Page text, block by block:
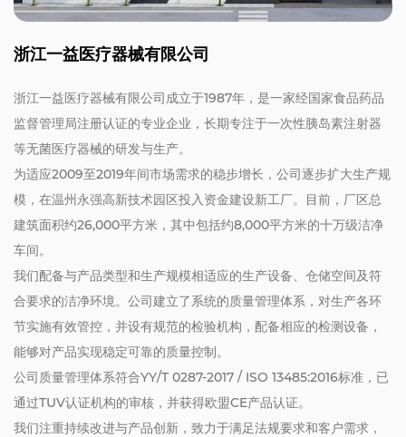
浙江一益医疗器械有限公司
浙江一益医疗器械有限公司成立于1987年，是一家经国家食品药品
监督管理局注册认证的专业企业，长期专注于一次性胰岛素注射器
等无菌医疗器械的研发与生产。
为适应2009至2019年间市场需求的稳步增长，公司逐步扩大生产规
模，在温州永强高新技术园区投入资金建设新工厂。目前，厂区总
建筑面积约26,000平方米，其中包括约8,000平方米的十万级洁净
车间。
我们配备与产品类型和生产规模相适应的生产设备、仓储空间及符
合要求的洁净环境。公司建立了系统的质量管理体系，对生产各环
节实施有效管控，并设有规范的检验机构，配备相应的检测设备，
能够对产品实现稳定可靠的质量控制。
公司质量管理体系符合YY/T 0287-2017 / ISO 13485:2016标准，已
通过TUV认证机构的审核，并获得欧盟CE产品认证。
我们注重持续改进与产品创新，致力于满足法规要求和客户需求，